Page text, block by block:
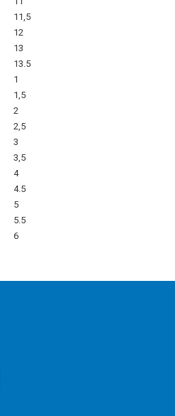
11,5
12
13
13.5
1
1,5
2
2,5
3
3,5
4
4.5
5
5.5
6